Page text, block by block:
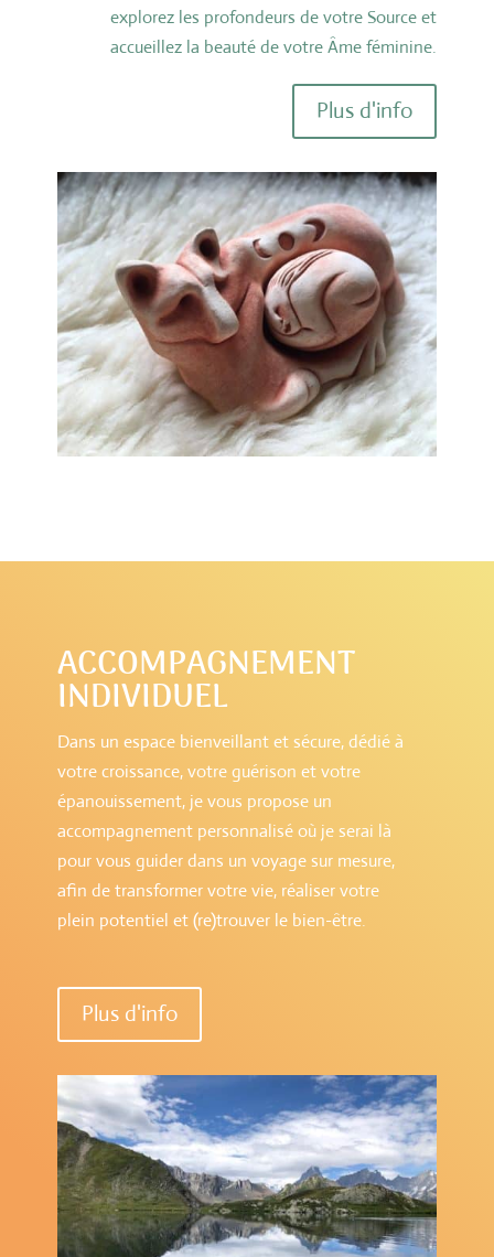
explorez les profondeurs de votre Source et
accueillez la beauté de votre Âme féminine.
Plus d'info
ACCOMPAGNEMENT
INDIVIDUEL
Dans un espace bienveillant et sécure, dédié à
votre croissance, votre guérison et votre
épanouissement, je vous propose un
accompagnement personnalisé où je serai là
pour vous guider dans un voyage sur mesure,
afin de transformer votre vie, réaliser votre
plein potentiel et (re)trouver le bien-être.
Plus d'info